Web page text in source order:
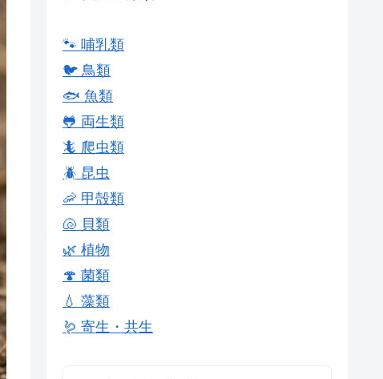
🐾 哺乳類
🐦 鳥類
🐟 魚類
🐸 両生類
🦎 爬虫類
🪲 昆虫
🦐 甲殻類
🐚 貝類
🌿 植物
🍄 菌類
💧 藻類
🪱 寄生・共生